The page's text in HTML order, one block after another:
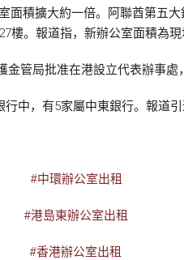
面積擴大約一倍。阿聯酋第五
樓。報道指，新辦公室面積為現
管局批准在港設立代表辦事處
中，有5家屬中東銀行。報道
#中環辦公室出租
#港島東辦公室出租
#香港辦公室出租